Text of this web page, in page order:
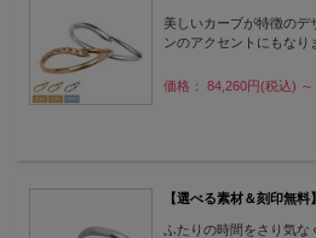
美しいカーブが特徴の
ンのアクセントにもなり
価格： 84,260円(税込) ～
【選べる素材＆刻印無
ふたりの時間をさり気な